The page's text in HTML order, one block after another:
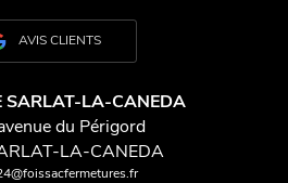
AVIS CLIENTS
SARLAT-LA-CANEDA
du Périgord
LA-CANEDA